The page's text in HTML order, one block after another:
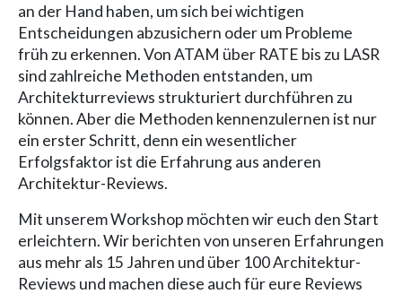
an der Hand haben, um sich bei wichtigen
Entscheidungen abzusichern oder um Probleme
früh zu erkennen. Von ATAM über RATE bis zu LASR
sind zahlreiche Methoden entstanden, um
Architekturreviews strukturiert durchführen zu
können. Aber die Methoden kennenzulernen ist nur
ein erster Schritt, denn ein wesentlicher
Erfolgsfaktor ist die Erfahrung aus anderen
Architektur-Reviews.
Mit unserem Workshop möchten wir euch den Start
erleichtern. Wir berichten von unseren Erfahrungen
aus mehr als 15 Jahren und über 100 Architektur-
Reviews und machen diese auch für eure Reviews